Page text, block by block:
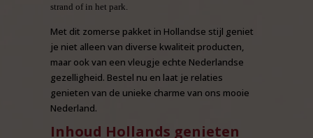
strand of in het park.
Met dit zomerse pakket in Hollandse stijl geniet
je niet alleen van diverse kwaliteit producten,
maar ook van een vleugje echte Nederlandse
gezelligheid. Bestel nu en laat je relaties
genieten van de unieke charme van ons mooie
Nederland.
Inhoud Hollands genieten